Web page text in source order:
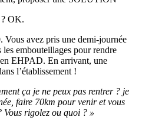
? OK.
Vous avez pris une demi-journée
embouteillages pour rendre
EHPAD. En arrivant, une
l’établissement !
ça je ne peux pas rentrer ? je
faire 70km pour venir et vous
Vous rigolez ou quoi ? »